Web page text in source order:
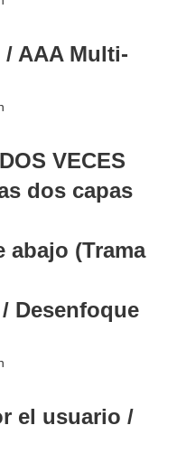
AAA Multi-
VECES
dos capas
abajo (Trama
Desenfoque
el usuario /